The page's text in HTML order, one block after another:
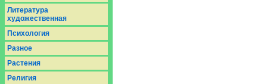
Литература
художественная
Психология
Разное
Растения
Религия